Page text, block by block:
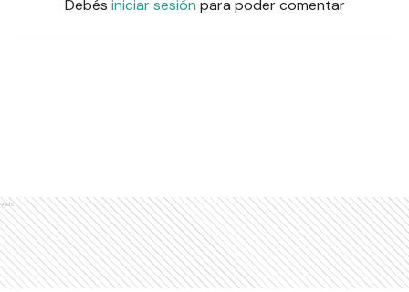
Debés iniciar sesión para poder comentar
Ads